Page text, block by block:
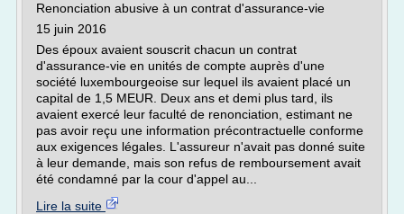
Renonciation abusive à un contrat d'assurance-vie
15 juin 2016
Des époux avaient souscrit chacun un contrat
d'assurance-vie en unités de compte auprès d'une
société luxembourgeoise sur lequel ils avaient placé un
capital de 1,5 MEUR. Deux ans et demi plus tard, ils
avaient exercé leur faculté de renonciation, estimant ne
pas avoir reçu une information précontractuelle conforme
aux exigences légales. L'assureur n'avait pas donné suite
à leur demande, mais son refus de remboursement avait
été condamné par la cour d'appel au...
Lire la suite